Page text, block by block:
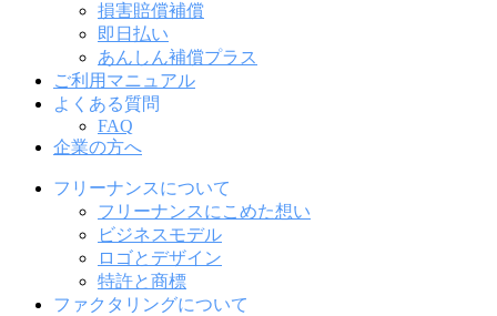
損害賠償補償
即日払い
あんしん補償プラス
ご利用マニュアル
よくある質問
FAQ
企業の方へ
フリーナンスについて
フリーナンスにこめた想い
ビジネスモデル
ロゴとデザイン
特許と商標
ファクタリングについて